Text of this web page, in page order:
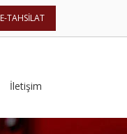
E-TAHSİLAT
İletişim